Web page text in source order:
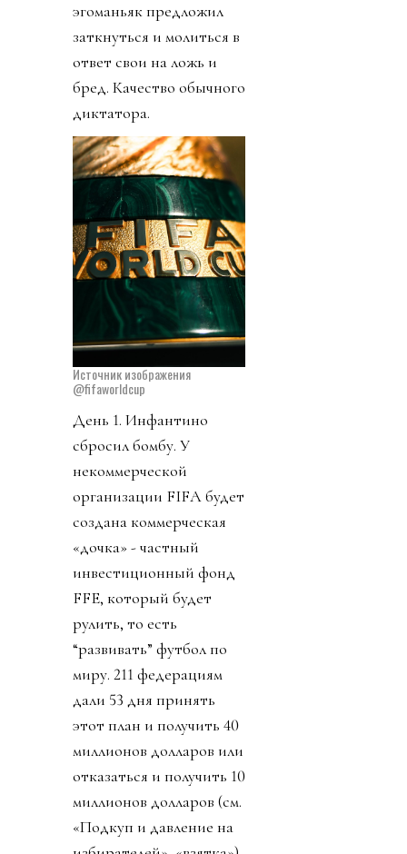
эгоманьяк предложил
заткнуться и молиться в
ответ свои на ложь и
бред. Качество обычного
диктатора.
Источник изображения
@fifaworldcup
День 1. Инфантино
сбросил бомбу. У
некоммерческой
организации FIFA будет
создана коммерческая
«дочка» - частный
инвестиционный фонд
FFE, который будет
рулить, то есть
“развивать” футбол по
миру. 211 федерациям
дали 53 дня принять
этот план и получить 40
миллионов долларов или
отказаться и получить 10
миллионов долларов (см.
«Подкуп и давление на